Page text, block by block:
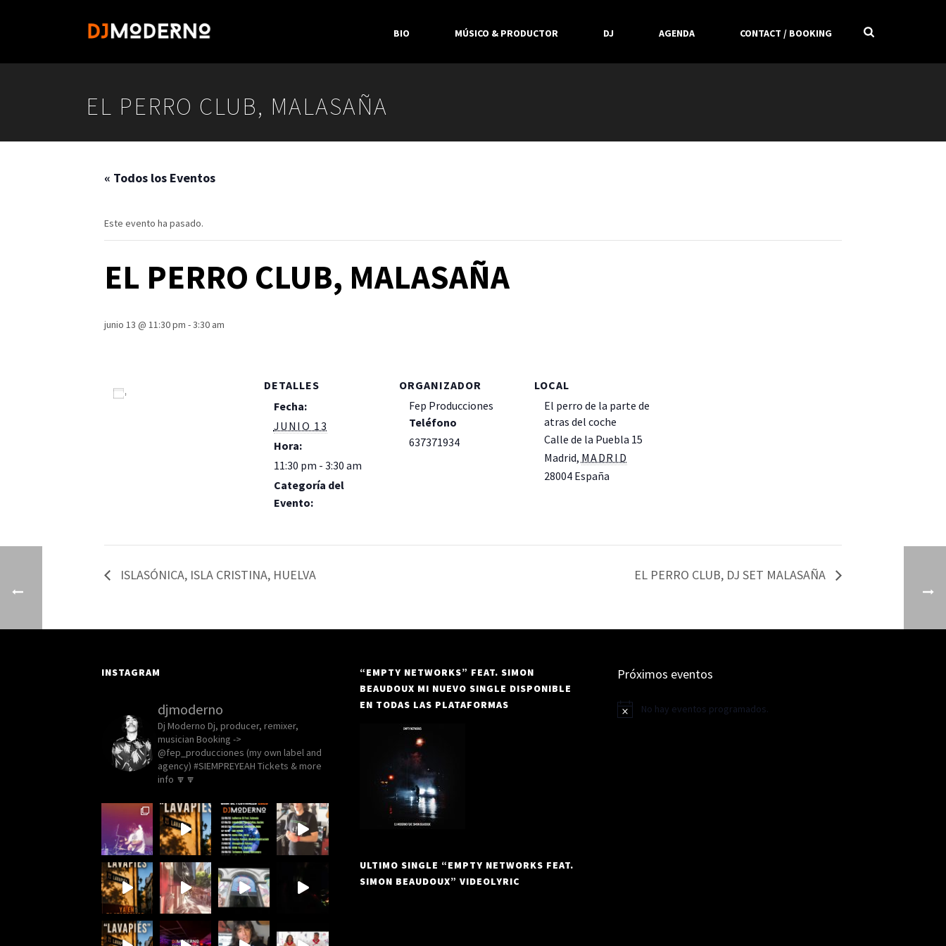
BIO MÚSICO & PRODUCTOR DJ AGENDA CONTACT / BOOKING
EL PERRO CLUB, MALASAÑA
« Todos los Eventos
Este evento ha pasado.
EL PERRO CLUB, MALASAÑA
junio 13 @ 11:30 pm -3:30 am
DETALLES
Fecha:
JUNIO 13
Hora:
11:30 pm - 3:30 am
Categoría del
Evento:
ORGANIZADOR
Fep Producciones
Teléfono
637371934
LOCAL
El perro de la parte de
atras del coche
Calle de la Puebla 15
Madrid, MADRID
28004 España
ISLASÓNICA, ISLA CRISTINA, HUELVA EL PERRO CLUB, DJ SET MALASAÑA
INSTAGRAM
djmoderno
Dj Moderno Dj, producer, remixer,
musician Booking ->
@fep_producciones (my own label and
agency) #SIEMPREYEAH Tickets & more
info 🔽🔽
“EMPTY NETWORKS” FEAT. SIMON
BEAUDOUX MI NUEVO SINGLE DISPONIBLE
EN TODAS LAS PLATAFORMAS
ULTIMO SINGLE “EMPTY NETWORKS FEAT.
SIMON BEAUDOUX” VIDEOLYRIC
Próximos eventos
Aviso No hay eventos programados.